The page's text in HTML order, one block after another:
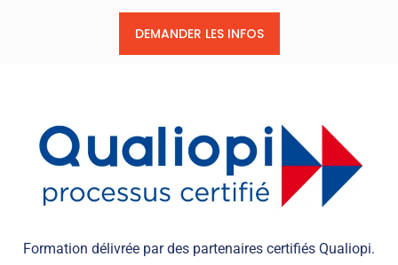
DEMANDER LES INFOS
Formation délivrée par des partenaires certifiés Qualiopi.